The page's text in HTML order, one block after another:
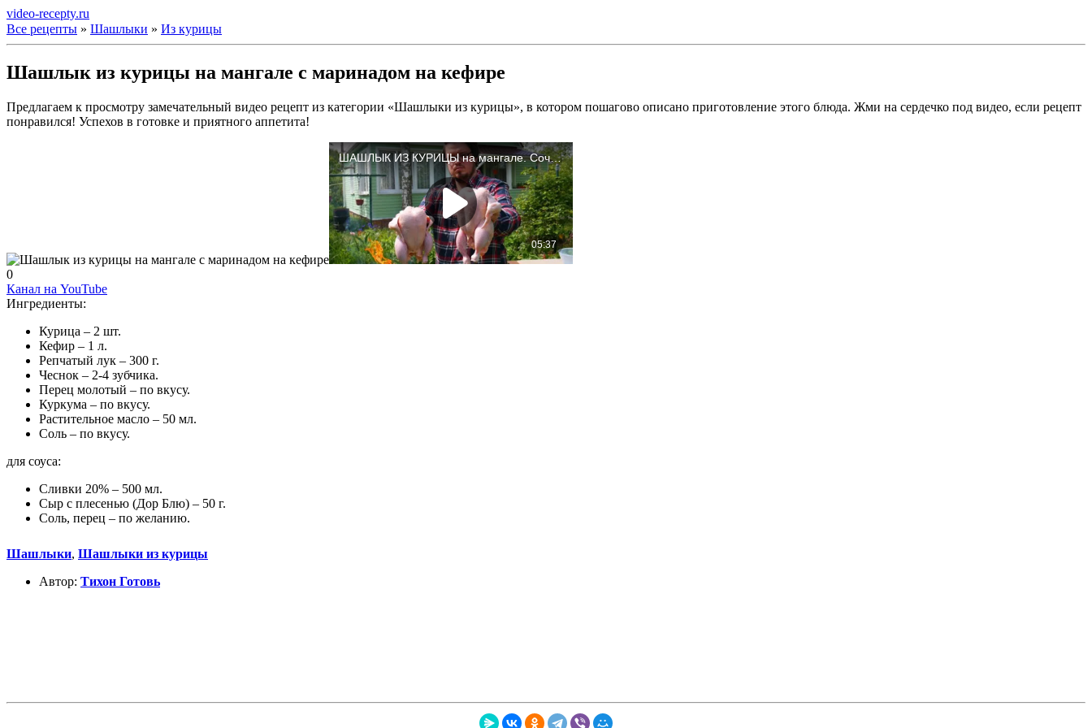
video-recepty.ru
Все рецепты » Шашлыки » Из курицы
Шашлык из курицы на мангале с маринадом на кефире
Предлагаем к просмотру замечательный видео рецепт из категории «Шашлыки из курицы», в котором пошагово описано приготовление этого блюда. Жми на сердечко под видео, если рецепт
понравился! Успехов в готовке и приятного аппетита!
0
Канал на YouTube
Ингредиенты:
Курица – 2 шт.
Кефир – 1 л.
Репчатый лук – 300 г.
Чеснок – 2-4 зубчика.
Перец молотый – по вкусу.
Куркума – по вкусу.
Растительное масло – 50 мл.
Соль – по вкусу.
для соуса:
Сливки 20% – 500 мл.
Сыр с плесенью (Дор Блю) – 50 г.
Соль, перец – по желанию.
Шашлыки, Шашлыки из курицы
Автор: Тихон Готовь